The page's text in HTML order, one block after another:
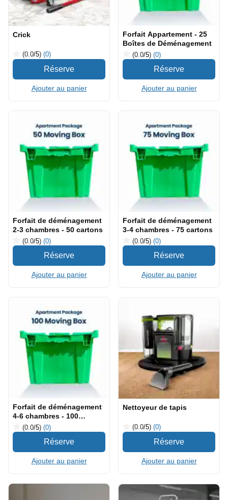
Crick
(0.0/5) (0)
Ajouter au panier
Forfait Appartement - 25
Boîtes de Déménagement
(0.0/5) (0)
Ajouter au panier
Forfait de déménagement
2-3 chambres - 50 cartons
(0.0/5) (0)
Ajouter au panier
Forfait de déménagement
3-4 chambres - 75 cartons
(0.0/5) (0)
Ajouter au panier
Forfait de déménagement
4-6 chambres - 100
cartons
(0.0/5) (0)
Ajouter au panier
Nettoyeur de tapis
(0.0/5) (0)
Ajouter au panier